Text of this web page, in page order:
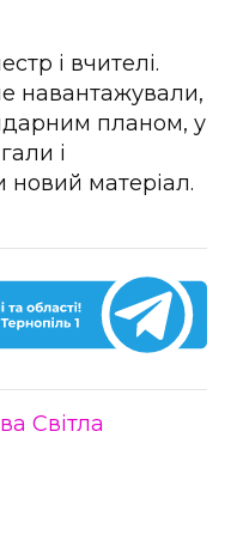
і вчителі.
навантажували,
планом, у
і
новий матеріал.
Світла